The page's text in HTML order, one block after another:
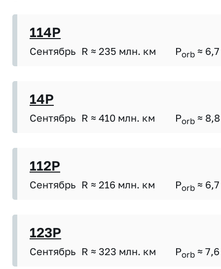
114P
Сентябрь R ≈ 235 млн. км Porb ≈ 6,7
14P
Сентябрь R ≈ 410 млн. км Porb ≈ 8,8
112P
Сентябрь R ≈ 216 млн. км Porb ≈ 6,7
123P
Сентябрь R ≈ 323 млн. км Porb ≈ 7,6